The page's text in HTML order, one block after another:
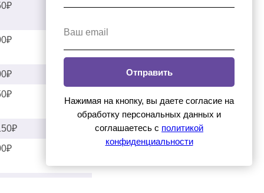
Ваш email
Отправить
Нажимая на кнопку, вы даете согласие на
обработку персональных данных и
соглашаетесь c политикой
конфиденциальности